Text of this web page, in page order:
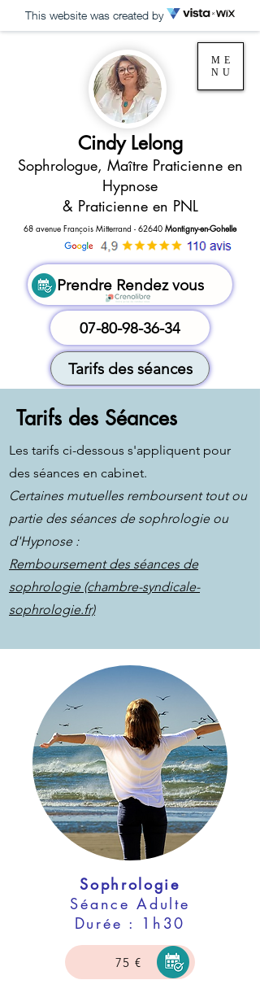
This website was created by
Cindy Lelong
Sophrologue, Maître Praticienne en
Hypnose
& Praticienne en PNL
68 avenue François Mitterrand - 62640 Montigny-en-Gohelle
Prendre Rendez vous
07-80-98-36-34
Tarifs des séances
ME
NU
Tarifs des Séances
Les tarifs ci-dessous s'appliquent pour
des séances en cabinet.
Certaines mutuelles remboursent tout ou
partie des séances de sophrologie ou
d'Hypnose :
Remboursement des séances de
sophrologie (chambre-syndicale-
sophrologie.fr)
Sophrologie
Séance Adulte
Durée : 1h30
75 €